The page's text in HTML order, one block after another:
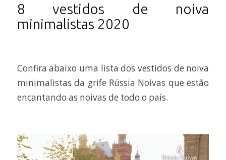
8 vestidos de noiva
minimalistas 2020
Confira abaixo uma lista dos vestidos de noiva
minimalistas da grife Rússia Noivas que estão
encantando as noivas de todo o país.